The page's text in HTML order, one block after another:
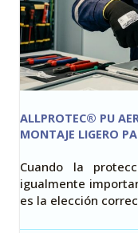
ALLPROTEC® PU
MONTAJE LIGERO
Cuando la
igualmente
es la elección